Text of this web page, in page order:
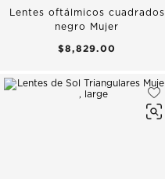
Lentes oftálmicos cuadrados
negro Mujer
$8,829.00